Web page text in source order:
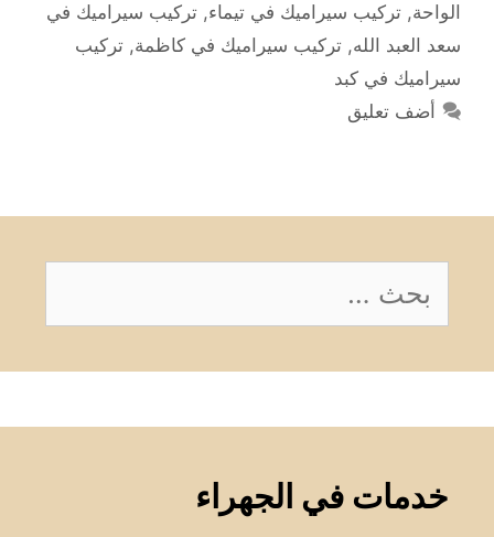
الواحة, تركيب سيراميك في تيماء, تركيب سيراميك في
سعد العبد الله, تركيب سيراميك في كاظمة, تركيب
سيراميك في كبد
أضف تعليق
البحث
عن:
خدمات في الجهراء